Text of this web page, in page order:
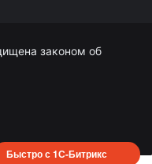
законом об
Быстро с 1С-Битрикс